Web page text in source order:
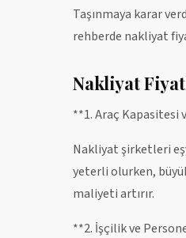
Taşınmaya karar
rehberde nakliyat
Nakliyat
**1. Araç Kapasitesi
Nakliyat şirketleri
yeterli olurken,
maliyeti artırır.
**2. İşçilik ve